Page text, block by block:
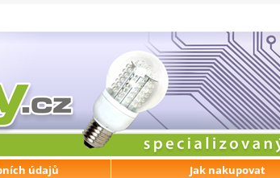
údajů Jak nakupovat